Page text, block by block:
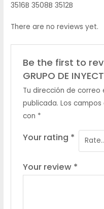
3516B 3508B 3512B
There are no reviews yet.
Be the first to
GRUPO DE
Tu dirección de
publicada. Los
con *
Your rating *
Your review *